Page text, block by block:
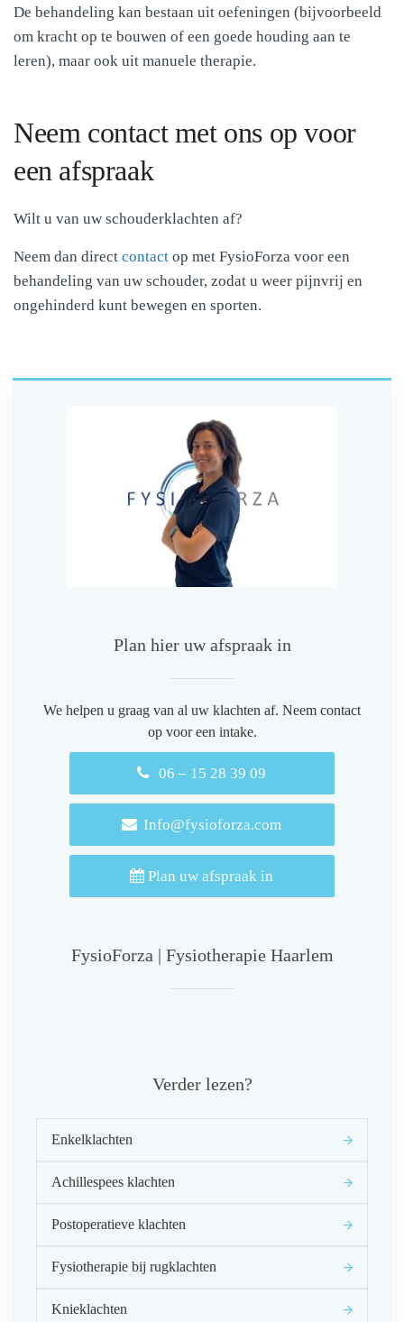
De behandeling kan bestaan uit oefeningen (bijvoorbeeld
om kracht op te bouwen of een goede houding aan te
leren), maar ook uit manuele therapie.
Neem contact met ons op voor
een afspraak
Wilt u van uw schouderklachten af?
Neem dan direct contact op met FysioForza voor een
behandeling van uw schouder, zodat u weer pijnvrij en
ongehinderd kunt bewegen en sporten.
Plan hier uw afspraak in
We helpen u graag van al uw klachten af. Neem contact
op voor een intake.
06 – 15 28 39 09
Info@fysioforza.com
Plan uw afspraak in
FysioForza | Fysiotherapie Haarlem
Verder lezen?
Enkelklachten
Achillespees klachten
Postoperatieve klachten
Fysiotherapie bij rugklachten
Knieklachten